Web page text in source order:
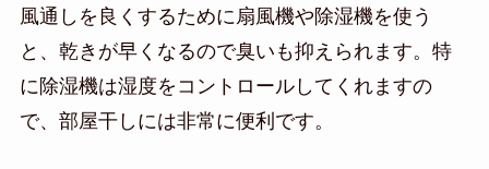
風通しを良くするために扇風機や除湿機を使う
と、乾きが早くなるので臭いも抑えられます。特
に除湿機は湿度をコントロールしてくれますの
で、部屋干しには非常に便利です。